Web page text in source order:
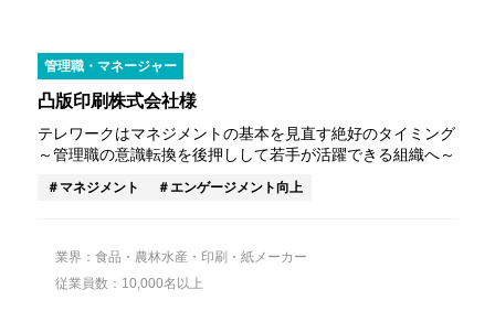
管理職・マネージャー
凸版印刷株式会社様
テレワークはマネジメントの基本を見直す絶好のタイミング
～管理職の意識転換を後押しして若手が活躍できる組織へ～
マネジメント エンゲージメント向上
業界：食品・農林水産・印刷・紙メーカー
従業員数：10,000名以上